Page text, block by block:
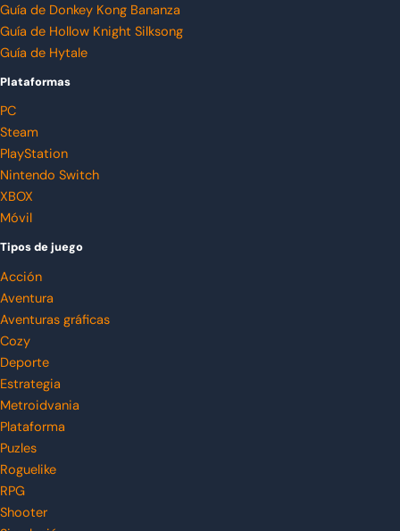
Guía de Donkey Kong Bananza
Guía de Hollow Knight Silksong
Guía de Hytale
Plataformas
PC
Steam
PlayStation
Nintendo Switch
XBOX
Móvil
Tipos de juego
Acción
Aventura
Aventuras gráficas
Cozy
Deporte
Estrategia
Metroidvania
Plataforma
Puzles
Roguelike
RPG
Shooter